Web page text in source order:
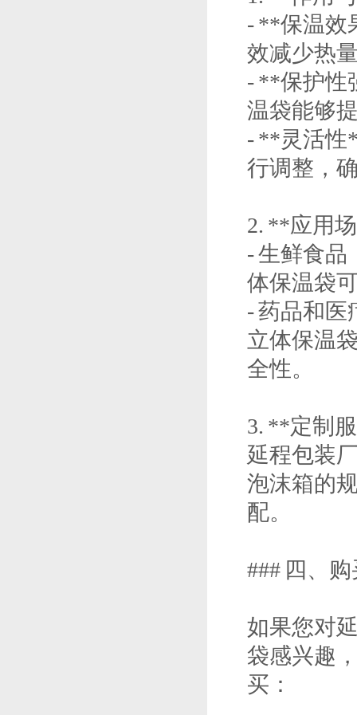
- **保温效
效减少热
- **保护性
温袋能够
- **灵活性
行调整，
2. **应用
- 生鲜食品
体保温袋
- 药品和医
立体保温
全性。
3. **定制
延程包装
泡沫箱的
配。
### 四、
如果您对
袋感兴趣
买：